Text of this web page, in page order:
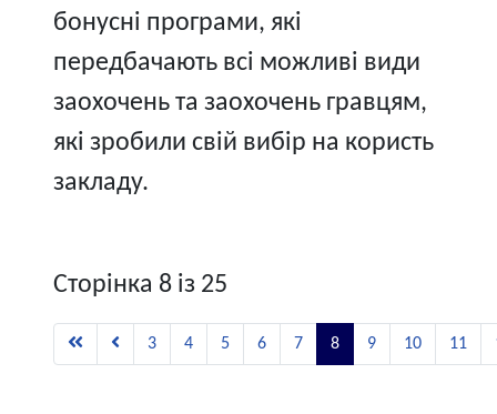
бонусні програми, які
передбачають всі можливі види
заохочень та заохочень гравцям,
які зробили свій вибір на користь
закладу.
Сторінка 8 із 25
3 4 5 6 7 8 9 10 11